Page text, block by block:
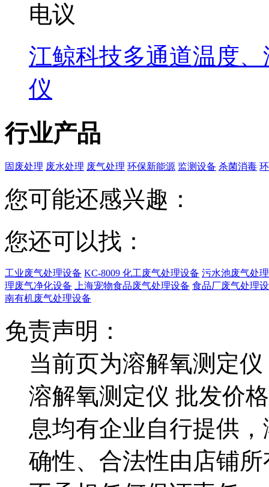
电议
江鲸科技多通道温度
仪
行业产品
固废处理 废水处理 废气处理 环保新能源 监测设备 杀菌消毒
您可能还感兴趣：
您还可以找：
工业废气处理设备 KC-8009 化工废气处理设备 污水池废气处
理废气净化设备
上海宠物食品废气处理设备 食品厂废气处理
南有机废气处理设备
免责声明：
当前页为溶解氧测定
溶解氧测定仪 批发价
息均有企业自行提供
确性、合法性由店铺